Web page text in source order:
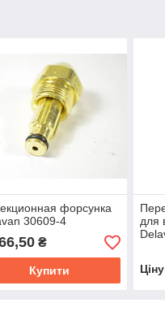
форсунка
30609-4
₴
Купити
для